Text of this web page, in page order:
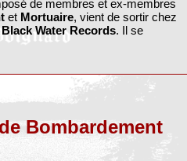
de membres et ex-membres
et Mortuaire, vient de sortir chez
Black Water Records. Il se
Bombardement